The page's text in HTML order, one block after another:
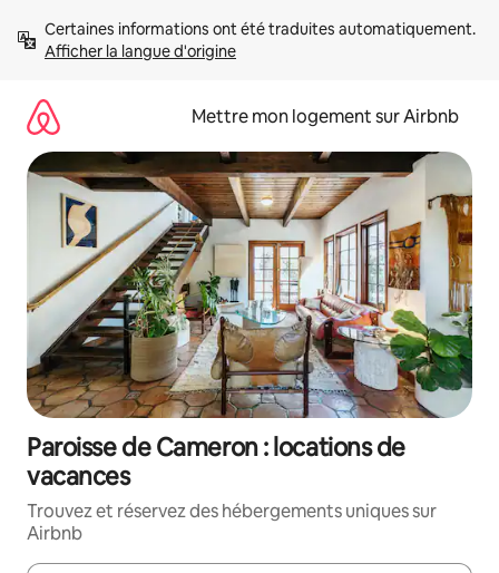
directement
Afficher la langue d'origine
Mettre mon logement sur Airbnb
Paroisse de Cameron : locations de
vacances
Trouvez et réservez des hébergements uniques sur
Airbnb